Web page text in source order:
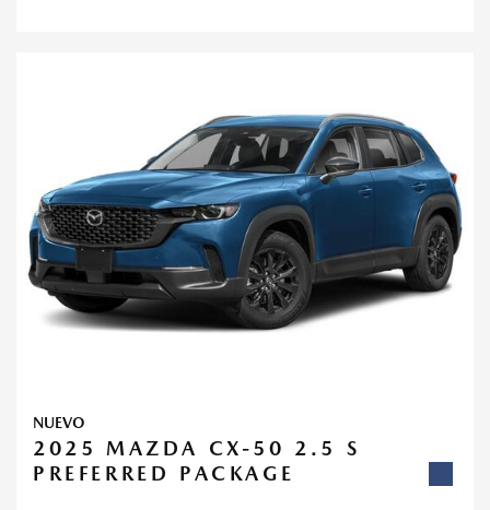
NUEVO
2025 MAZDA CX-50 2.5 S
PREFERRED PACKAGE